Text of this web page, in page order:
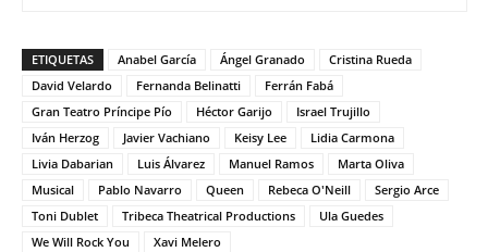
ETIQUETAS Anabel García Ángel Granado
Cristina Rueda
David Velardo
Fernanda Belinatti
Ferrán Fabá
Gran Teatro Príncipe Pío
Héctor Garijo
Israel Trujillo
Iván Herzog
Javier Vachiano Keisy Lee
Lidia Carmona
Livia Dabarian
Luis Álvarez Manuel Ramos
Marta Oliva
Musical
Pablo Navarro Queen Rebeca O'Neill
Sergio Arce
Toni Dublet
Tribeca Theatrical Productions
Ula Guedes
We Will Rock You
Xavi Melero